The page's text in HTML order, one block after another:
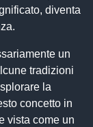
diventa
un
tradizioni
la
concetto in
vista come un